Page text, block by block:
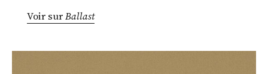
Voir surBallast